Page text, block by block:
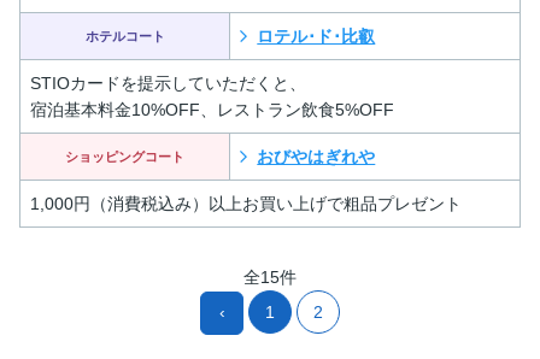
ホテルコート ロテル･ド･比叡
STIOカードを提示していただくと、
宿泊基本料金10%OFF、レストラン飲食5%OFF
ショッピングコート おびやはぎれや
1,000円（消費税込み）以上お買い上げで粗品プレゼント
全15件
‹
1 2